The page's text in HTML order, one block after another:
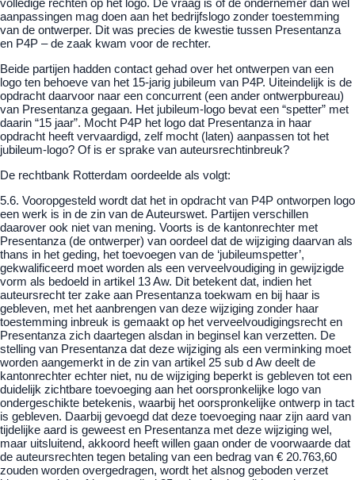
volledige rechten op het logo. De vraag is of de ondernemer dan wel
aanpassingen mag doen aan het bedrijfslogo zonder toestemming
van de ontwerper. Dit was precies de kwestie tussen Presentanza
en P4P – de zaak kwam voor de rechter.
Beide partijen hadden contact gehad over het ontwerpen van een
logo ten behoeve van het 15-jarig jubileum van P4P. Uiteindelijk is de
opdracht daarvoor naar een concurrent (een ander ontwerpbureau)
van Presentanza gegaan. Het jubileum-logo bevat een “spetter” met
daarin “15 jaar”. Mocht P4P het logo dat Presentanza in haar
opdracht heeft vervaardigd, zelf mocht (laten) aanpassen tot het
jubileum-logo? Of is er sprake van auteursrechtinbreuk?
De rechtbank Rotterdam oordeelde als volgt:
5.6. Vooropgesteld wordt dat het in opdracht van P4P ontworpen logo
een werk is in de zin van de Auteurswet. Partijen verschillen
daarover ook niet van mening. Voorts is de kantonrechter met
Presentanza (de ontwerper) van oordeel dat de wijziging daarvan als
thans in het geding, het toevoegen van de ‘jubileumspetter’,
gekwalificeerd moet worden als een verveelvoudiging in gewijzigde
vorm als bedoeld in artikel 13 Aw. Dit betekent dat, indien het
auteursrecht ter zake aan Presentanza toekwam en bij haar is
gebleven, met het aanbrengen van deze wijziging zonder haar
toestemming inbreuk is gemaakt op het verveelvoudigingsrecht en
Presentanza zich daartegen alsdan in beginsel kan verzetten. De
stelling van Presentanza dat deze wijziging als een verminking moet
worden aangemerkt in de zin van artikel 25 sub d Aw deelt de
kantonrechter echter niet, nu de wijziging beperkt is gebleven tot een
duidelijk zichtbare toevoeging aan het oorspronkelijke logo van
ondergeschikte betekenis, waarbij het oorspronkelijke ontwerp in tact
is gebleven. Daarbij gevoegd dat deze toevoeging naar zijn aard van
tijdelijke aard is geweest en Presentanza met deze wijziging wel,
maar uitsluitend, akkoord heeft willen gaan onder de voorwaarde dat
de auteursrechten tegen betaling van een bedrag van € 20.763,60
zouden worden overgedragen, wordt het alsnog geboden verzet